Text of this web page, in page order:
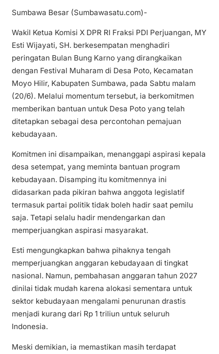
Sumbawa Besar (Sumbawasatu.com)-
Wakil Ketua Komisi X DPR RI Fraksi PDI Perjuangan, MY
Esti Wijayati, SH. berkesempatan menghadiri
peringatan Bulan Bung Karno yang dirangkaikan
dengan Festival Muharam di Desa Poto, Kecamatan
Moyo Hilir, Kabupaten Sumbawa, pada Sabtu malam
(20/6). Melalui momentum tersebut, ia berkomitmen
memberikan bantuan untuk Desa Poto yang telah
ditetapkan sebagai desa percontohan pemajuan
kebudayaan.
Komitmen ini disampaikan, menanggapi aspirasi kepala
desa setempat, yang meminta bantuan program
kebudayaan. Disamping itu komitmennya ini
didasarkan pada pikiran bahwa anggota legislatif
termasuk partai politik tidak boleh hadir saat pemilu
saja. Tetapi selalu hadir mendengarkan dan
memperjuangkan aspirasi masyarakat.
Esti mengungkapkan bahwa pihaknya tengah
memperjuangkan anggaran kebudayaan di tingkat
nasional. Namun, pembahasan anggaran tahun 2027
dinilai tidak mudah karena alokasi sementara untuk
sektor kebudayaan mengalami penurunan drastis
menjadi kurang dari Rp 1 triliun untuk seluruh
Indonesia.
Meski demikian, ia memastikan masih terdapat